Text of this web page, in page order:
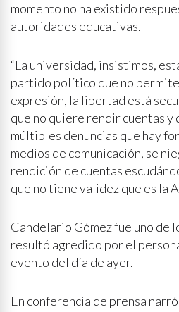
momento no ha existido
autoridades educativas.
“La universidad, insistimos,
partido político que no
expresión, la libertad está
que no quiere rendir cuentas y
múltiples denuncias que hay
medios de comunicación, se
rendición de cuentas
que no tiene validez que es la
Candelario Gómez fue uno de
resultó agredido por el
evento del día de ayer.
En conferencia de prensa